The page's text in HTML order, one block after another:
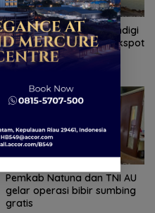
Pemprov Kepri dan Komdigi
sepakat tuntaskan blankspot
di perbatasan
Pemkab Natuna dan TNI AU
gelar operasi bibir sumbing
gratis